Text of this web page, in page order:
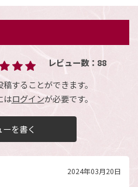
レビュー数： 88
することができます。
はログインが必要です。
ーを書く
2024年03月20日